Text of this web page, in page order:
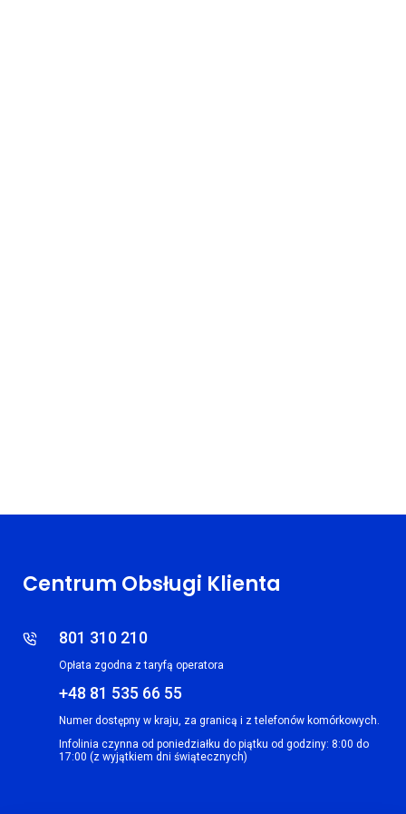
Centrum Obsługi Klienta
801 310 210
Opłata zgodna z taryfą operatora
+48 81 535 66 55
Numer dostępny w kraju, za granicą i z telefonów komórkowych.
Infolinia czynna od poniedziałku do piątku od godziny: 8:00 do
17:00 (z wyjątkiem dni świątecznych)